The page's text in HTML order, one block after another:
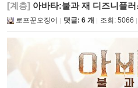
[계층] 아바타:불과 재 디즈니플
로프꾼오징어 댓글: 6 개 조회: 5066